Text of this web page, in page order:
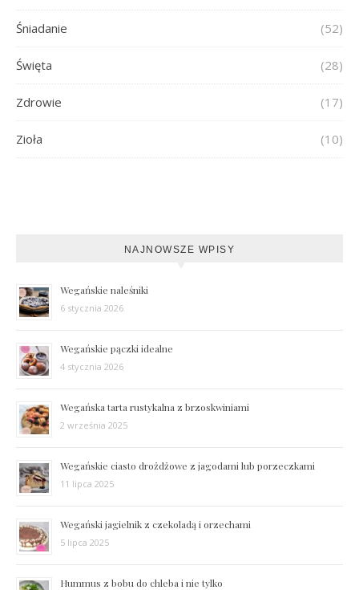
Śniadanie (52)
Święta (28)
Zdrowie (17)
Zioła (10)
NAJNOWSZE WPISY
Wegańskie naleśniki
6 stycznia 2026
Wegańskie pączki idealne
4 stycznia 2026
Wegańska tarta rustykalna z brzoskwiniami
2 września 2025
Wegańskie ciasto drożdżowe z jagodami lub porzeczkami
11 lipca 2025
Wegański jagielnik z czekoladą i orzechami
5 lipca 2025
Hummus z bobu do chleba i nie tylko